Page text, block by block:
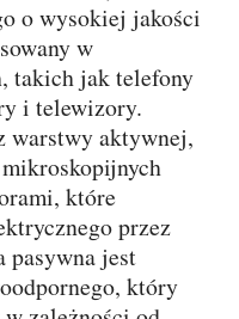
o wysokiej jakości
w
takich jak telefony
i telewizory.
warstwy aktywnej,
które
przez
pasywna jest
który